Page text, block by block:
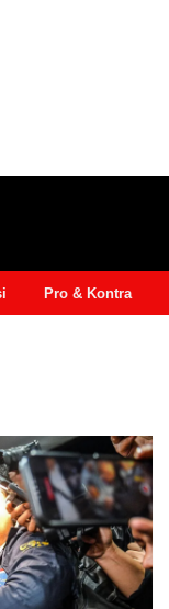
Pro & Kontra